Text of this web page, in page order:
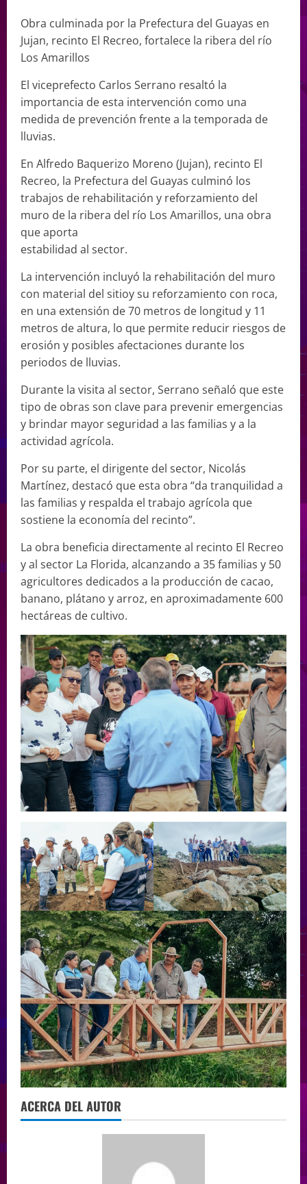
Obra culminada por la Prefectura del Guayas en
Jujan, recinto El Recreo, fortalece la ribera del río
Los Amarillos
El viceprefecto Carlos Serrano resaltó la
importancia de esta intervención como una
medida de prevención frente a la temporada de
lluvias.
En Alfredo Baquerizo Moreno (Jujan), recinto El
Recreo, la Prefectura del Guayas culminó los
trabajos de rehabilitación y reforzamiento del
muro de la ribera del río Los Amarillos, una obra
que aporta
estabilidad al sector.
La intervención incluyó la rehabilitación del muro
con material del sitioy su reforzamiento con roca,
en una extensión de 70 metros de longitud y 11
metros de altura, lo que permite reducir riesgos de
erosión y posibles afectaciones durante los
periodos de lluvias.
Durante la visita al sector, Serrano señaló que este
tipo de obras son clave para prevenir emergencias
y brindar mayor seguridad a las familias y a la
actividad agrícola.
Por su parte, el dirigente del sector, Nicolás
Martínez, destacó que esta obra “da tranquilidad a
las familias y respalda el trabajo agrícola que
sostiene la economía del recinto”.
La obra beneficia directamente al recinto El Recreo
y al sector La Florida, alcanzando a 35 familias y 50
agricultores dedicados a la producción de cacao,
banano, plátano y arroz, en aproximadamente 600
hectáreas de cultivo.
ACERCA DEL AUTOR